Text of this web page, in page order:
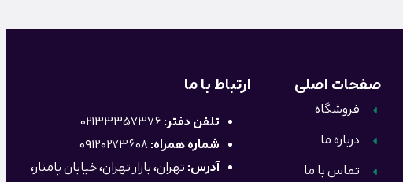
صفحات اصلی
فروشگاه
درباره ما
تماس با ما
ارتباط با ما
تلفن دفتر: 02133357376
شماره همراه: 09120273608
آدرس: تهران، بازار تهران، خیابان پامنار،